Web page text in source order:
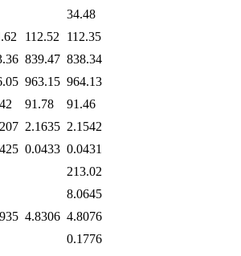
34.48
112.52
112.35
839.47 838.34
963.15 964.13
91.78
91.46
2.1635 2.1542
0.0433 0.0431
213.02
8.0645
4.8306 4.8076
0.1776